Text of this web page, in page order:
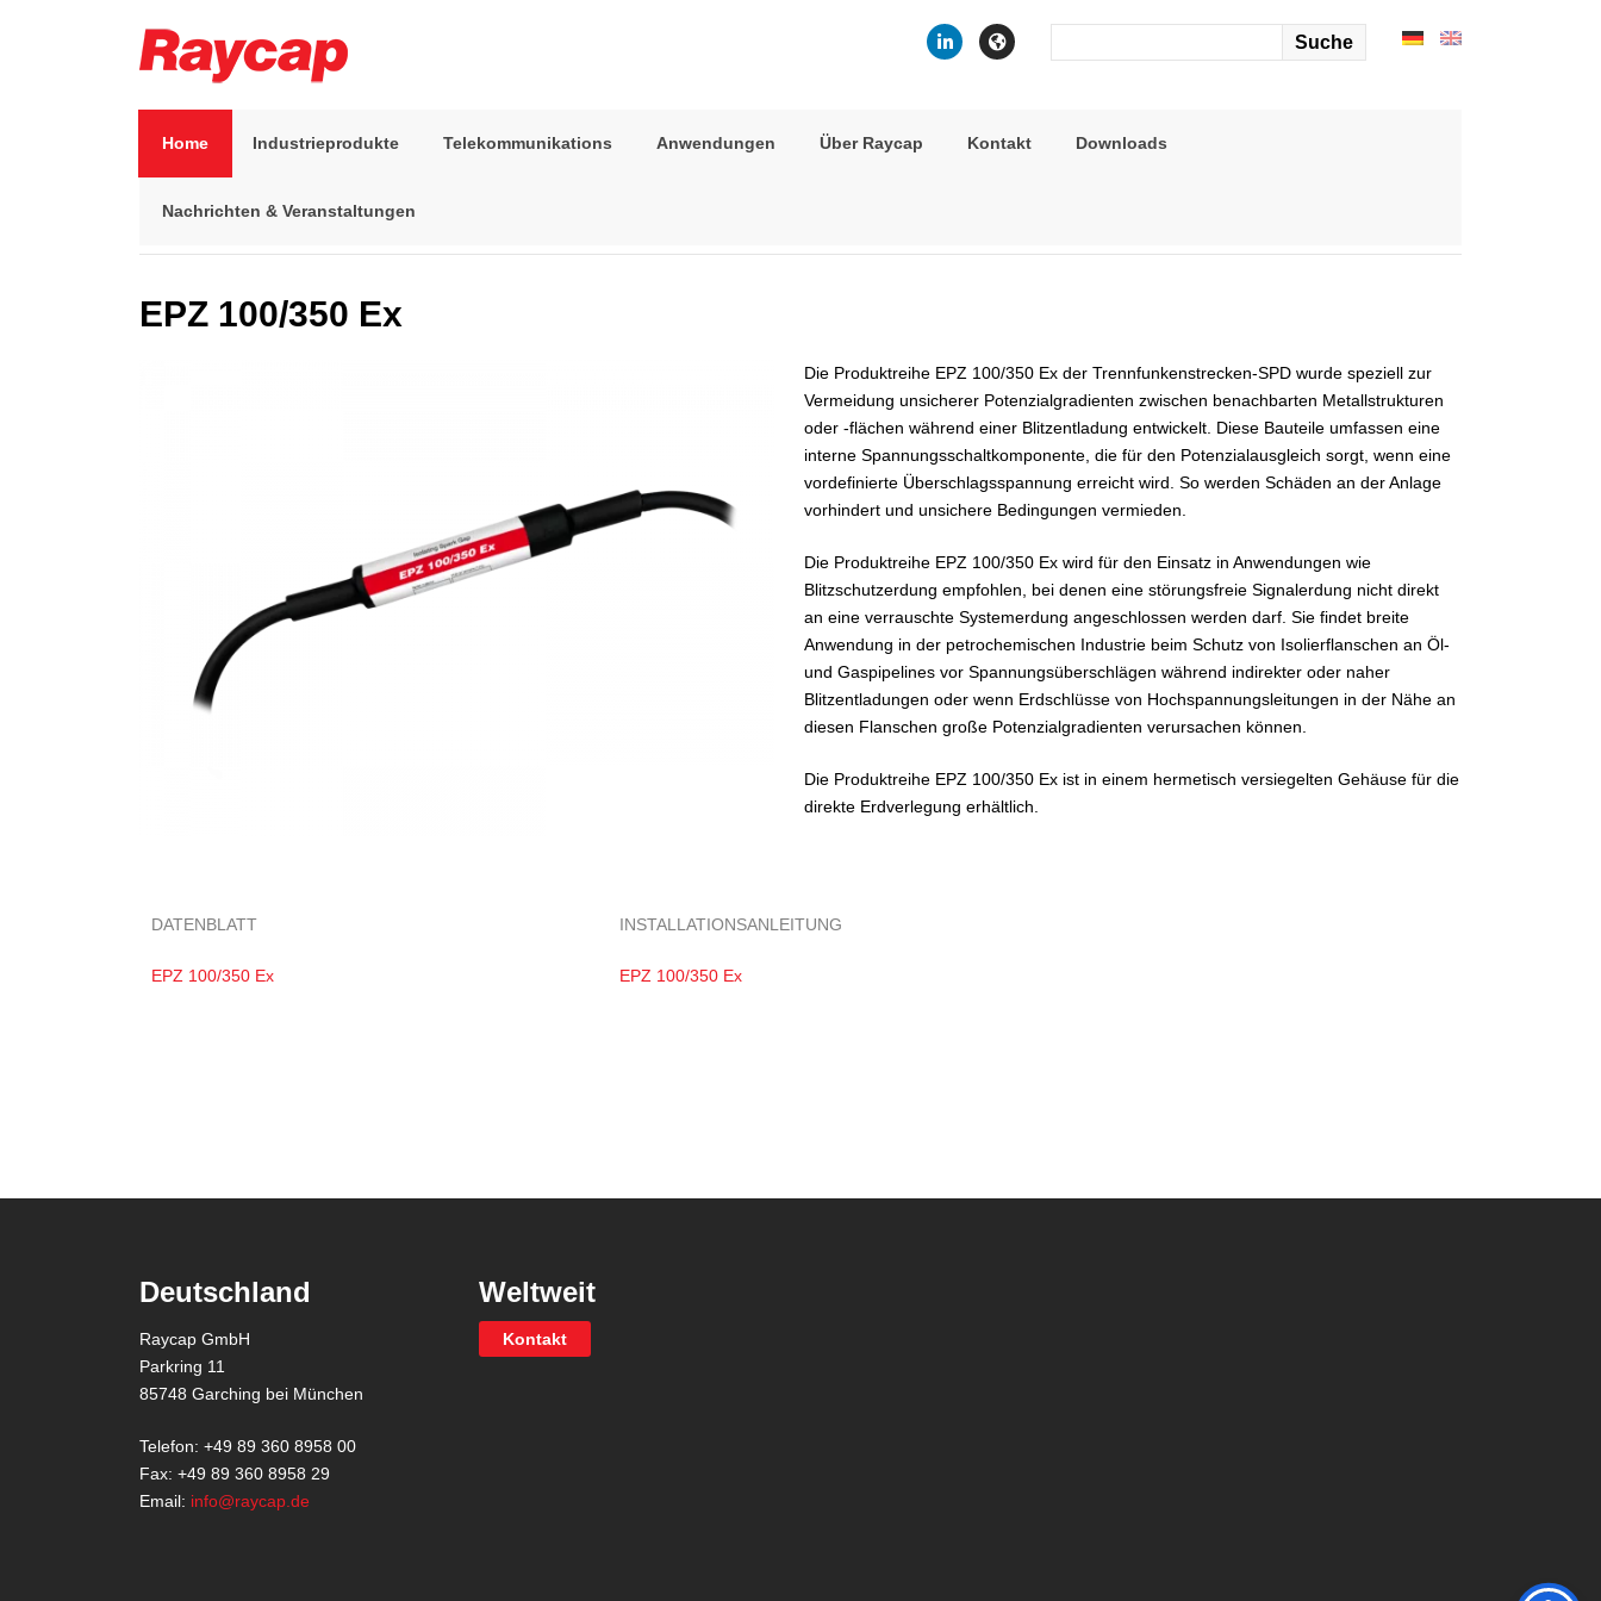
for:
Home Industrieprodukte Telekommunikations Anwendungen Über Raycap Kontakt Downloads
Nachrichten & Veranstaltungen
Start>Industrieprodukte>Niederspannungsschutz
EPZ 100/350 Ex
Die Produktreihe EPZ 100/350 Ex der Trennfunkenstrecken-SPD wurde speziell zur
Vermeidung unsicherer Potenzialgradienten zwischen benachbarten Metallstrukturen
oder -flächen während einer Blitzentladung entwickelt. Diese Bauteile umfassen eine
interne Spannungsschaltkomponente, die für den Potenzialausgleich sorgt, wenn eine
vordefinierte Überschlagsspannung erreicht wird. So werden Schäden an der Anlage
vorhindert und unsichere Bedingungen vermieden.
Die Produktreihe EPZ 100/350 Ex wird für den Einsatz in Anwendungen wie
Blitzschutzerdung empfohlen, bei denen eine störungsfreie Signalerdung nicht direkt
an eine verrauschte Systemerdung angeschlossen werden darf. Sie findet breite
Anwendung in der petrochemischen Industrie beim Schutz von Isolierflanschen an Öl-
und Gaspipelines vor Spannungsüberschlägen während indirekter oder naher
Blitzentladungen oder wenn Erdschlüsse von Hochspannungsleitungen in der Nähe an
diesen Flanschen große Potenzialgradienten verursachen können.
Die Produktreihe EPZ 100/350 Ex ist in einem hermetisch versiegelten Gehäuse für die
direkte Erdverlegung erhältlich.
DATENBLATT INSTALLATIONSANLEITUNG
EPZ 100/350 Ex EPZ 100/350 Ex
Deutschland
Raycap GmbH
Parkring 11
85748 Garching bei München
Telefon: +49 89 360 8958 00
Fax: +49 89 360 8958 29
Email: info@raycap.de
Weltweit
Kontakt